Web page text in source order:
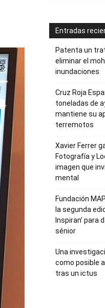
Entradas
Patenta un
eliminar el
inundaciones
Cruz Roja
toneladas de
mantiene su
terremotos
Xavier Ferrer
Fotografía y
imagen que
mental
Fundación
la segunda
Inspiran’ para
sénior
Una
como posible
tras un ictus